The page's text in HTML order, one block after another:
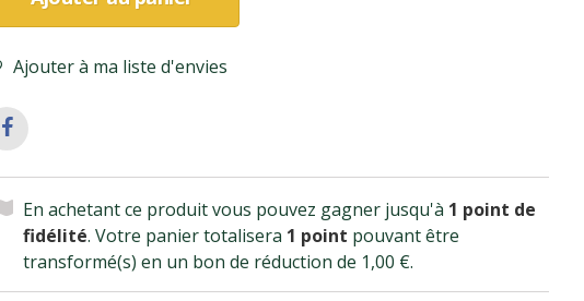
Ajouter à ma liste d'envies
En achetant ce produit vous pouvez gagner jusqu'à 1 point de
fidélité. Votre panier totalisera 1 point pouvant être
transformé(s) en un bon de réduction de 1,00 €.